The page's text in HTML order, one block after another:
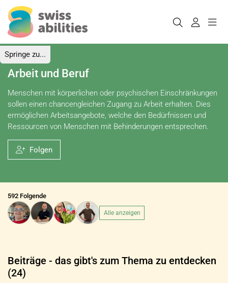
Springe zu...
Arbeit und Beruf
Menschen mit körperlichen oder psychischen Einschränkungen
sollen einen chancengleichen Zugang zu Arbeit erhalten. Dies
ermöglichen Arbeitsangebote, welche den Bedürfnissen und
Ressourcen von Menschen mit Behinderungen entsprechen.
Folgen
592 Folgende
Alle anzeigen
Beiträge - das gibt's zum Thema zu entdecken
(24)